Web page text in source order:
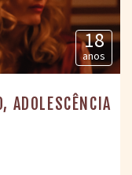
18
anos
ADOLESCÊNCIA